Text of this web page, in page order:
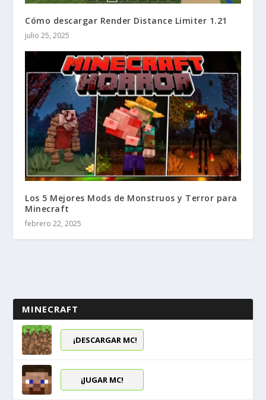
Cómo descargar Render Distance Limiter 1.21
julio 25, 2025
Los 5 Mejores Mods de Monstruos y Terror para
Minecraft
febrero 22, 2025
MINECRAFT
¡DESCARGAR MC!
¡JUGAR MC!